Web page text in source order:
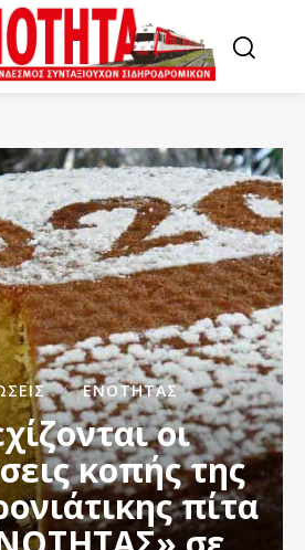
ΕΝΌΤΗΤΑΣ
οι
κοπής της
πίτα